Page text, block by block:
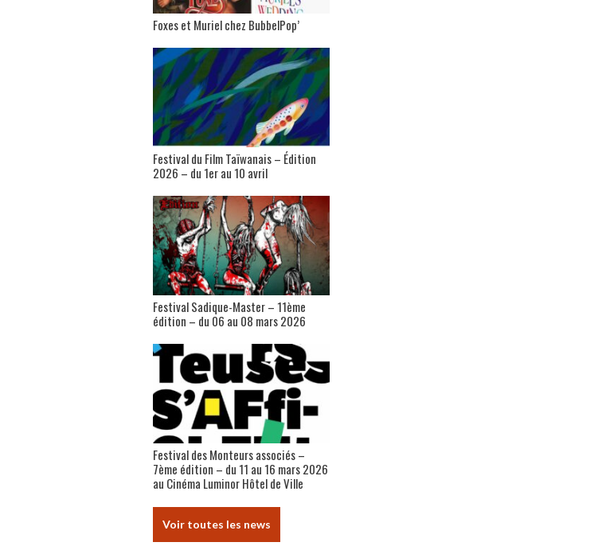
Foxes et Muriel chez BubbelPop’
Festival du Film Taïwanais – Édition
2026 – du 1er au 10 avril
Festival Sadique-Master – 11ème
édition – du 06 au 08 mars 2026
Festival des Monteurs associés –
7ème édition – du 11 au 16 mars 2026
au Cinéma Luminor Hôtel de Ville
Voir toutes les news